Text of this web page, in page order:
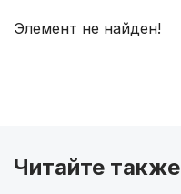
Элемент не найден!
Читайте также